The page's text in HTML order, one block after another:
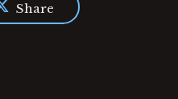
Share